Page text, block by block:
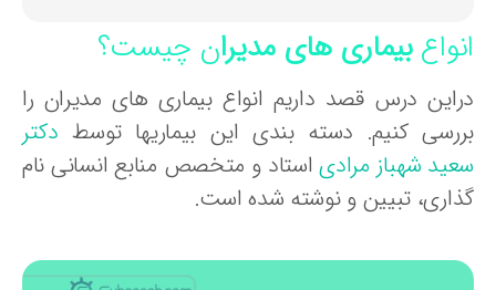
بیماری های مدیران چیست؟
درس قصد داریم انواع بیماری های مدیران را
کنیم. دسته بندی این بیماریها توسطدکتر
شهباز مرادیاستاد و متخصص منابع انسانی نام
تبیین و نوشته شده است.